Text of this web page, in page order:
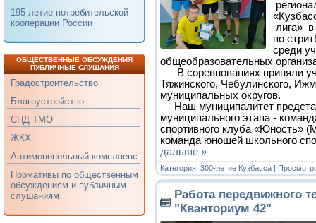
195-летие потребительской
кооперации России
ОБЩЕСТВЕННЫЕ ОБСУЖДЕНИЯ
ПУБЛИЧНЫЕ СЛУШАНИЯ
Градостроительство
Благоустройство
СНД ТМО
ЖКХ
Антимонопольный комплаенс
Нормативы по общественным
обсуждениям и публичным
слушаниям
лига»
по
среди
общеобразовательных
В соревнованиях приняли
Тяжинского, Чебулинского,
муниципальных округов.
Наш муниципалитет
муниципального этапа -
спортивного клуба «Юность»
команда юношей школьного
дальше »
Категория: 300-летие Кузбасса |
Работа передвижного
"Кванториум 42"